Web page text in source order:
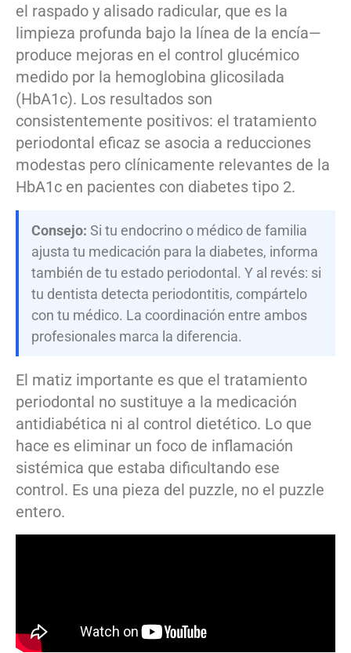
el raspado y alisado radicular, que es la
limpieza profunda bajo la línea de la encía—
produce mejoras en el control glucémico
medido por la hemoglobina glicosilada
(HbA1c). Los resultados son
consistentemente positivos: el tratamiento
periodontal eficaz se asocia a reducciones
modestas pero clínicamente relevantes de la
HbA1c en pacientes con diabetes tipo 2.
Consejo: Si tu endocrino o médico de familia
ajusta tu medicación para la diabetes, informa
también de tu estado periodontal. Y al revés: si
tu dentista detecta periodontitis, compártelo
con tu médico. La coordinación entre ambos
profesionales marca la diferencia.
El matiz importante es que el tratamiento
periodontal no sustituye a la medicación
antidiabética ni al control dietético. Lo que
hace es eliminar un foco de inflamación
sistémica que estaba dificultando ese
control. Es una pieza del puzzle, no el puzzle
entero.